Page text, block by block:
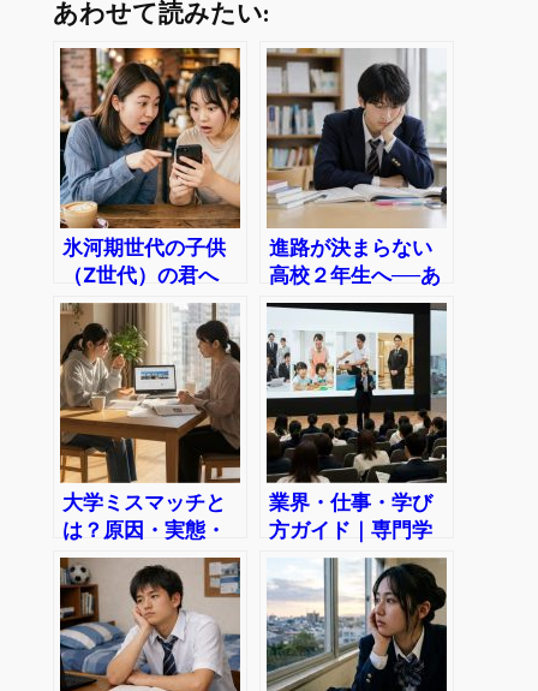
あわせて読みたい:
氷河期世代の子供
（Z世代）の君へ
｢自分らしい｣進路
の見つけ方
進路が決まらない
高校２年生へ──あ
せらず出会う進路
のヒント
大学ミスマッチと
は？原因・実態・
防ぐ方法を解説
業界・仕事・学び
方ガイド｜専門学
校で目指せる仕事
がわかる